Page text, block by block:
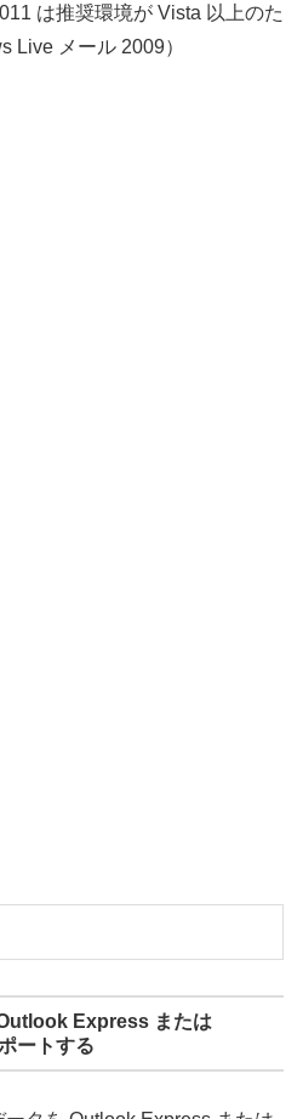
は推奨環境が Vista 以上のた
Live メール 2009）
Express または
ートする